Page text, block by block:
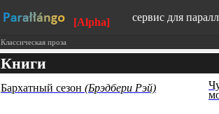
[Alpha] сервис для
1500 книг в
Классическая проза
Книги
Бархатный сезон (Брэдбери Рэй)